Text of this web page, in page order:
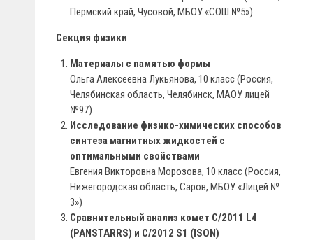
Пермский край, Чусовой, МБОУ «СОШ №5»)
Секция физики
Материалы с памятью формы
Ольга Алексеевна Лукьянова, 10 класс (Россия,
Челябинская область, Челябинск, МАОУ лицей
№97)
Исследование физико-химических способов
синтеза магнитных жидкостей с
оптимальными свойствами
Евгения Викторовна Морозова, 10 класс (Россия,
Нижегородская область, Саров, МБОУ «Лицей №
3»)
Сравнительный анализ комет C/2011 L4
(PANSTARRS) и С/2012 S1 (ISON)